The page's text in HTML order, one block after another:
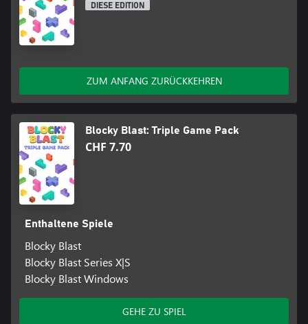
DIESE EDITION
ZUM ANFANG ZURÜCKKEHREN
Blocky Blast: Triple Game Pack
CHF 7.70
Enthaltene Spiele
Blocky Blast
Blocky Blast Series X|S
Blocky Blast Windows
GEHE ZU SPIEL